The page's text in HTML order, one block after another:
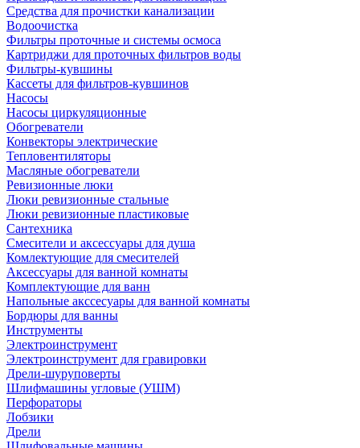
Средства для прочистки канализации
Водоочистка
Фильтры проточные и системы осмоса
Картриджи для проточных фильтров воды
Фильтры-кувшины
Кассеты для фильтров-кувшинов
Насосы
Насосы циркуляционные
Обогреватели
Конвекторы электрические
Тепловентиляторы
Масляные обогреватели
Ревизионные люки
Люки ревизионные стальные
Люки ревизионные пластиковые
Сантехника
Смесители и аксессуары для душа
Комлектующие для смесителей
Аксессуары для ванной комнаты
Комплектующие для ванн
Напольные акссесуары для ванной комнаты
Бордюры для ванны
Инструменты
Электроинструмент
Электроинструмент для гравировки
Дрели-шуруповерты
Шлифмашины угловые (УШМ)
Перфораторы
Лобзики
Дрели